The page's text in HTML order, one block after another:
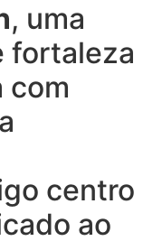
, uma
fortaleza
com
centro
ao